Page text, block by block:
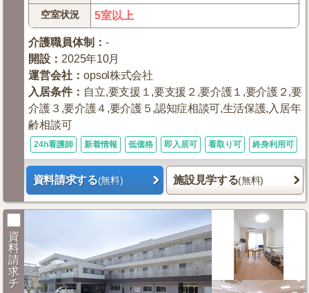
空室状況 5室以上
介護職員体制 ：-
開設 ： 2025年10月
運営会社 ：opsol株式会社
入居条件： 自立,要支援１,要支援２,要介護１,要介護２,要
介護３,要介護４,要介護５,認知症相談可,生活保護,入居年
齢相談可
24h看護師 新着情報 低価格 即入居可 看取り可 終身利用可
資料請求する(無料) 施設見学する(無料)
資
料
請
求
チ